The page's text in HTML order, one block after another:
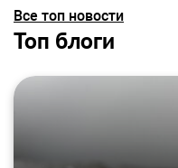
Все топ новости
Топ блоги